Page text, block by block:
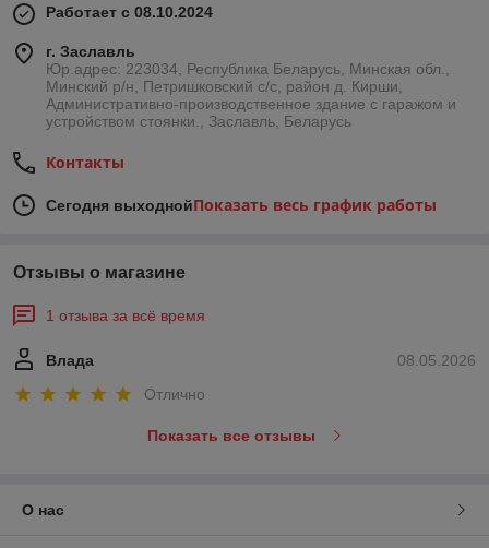
Работает с 08.10.2024
г. Заславль
Юр.адрес: 223034, Республика Беларусь, Минская обл.,
Минский р/н, Петришковский с/с, район д. Кирши,
Административно-производственное здание с гаражом и
устройством стоянки., Заславль, Беларусь
Контакты
Сегодня выходнойПоказать весь график работы
Отзывы о магазине
1 отзыва за всё время
08.05.2026
Влада
Отлично
Показать все отзывы
О нас